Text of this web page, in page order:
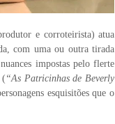
e corroteirista) atua
com uma ou outra tirada
impostas pelo flerte
( “As Patricinhas de Beverly
esquisitões que o